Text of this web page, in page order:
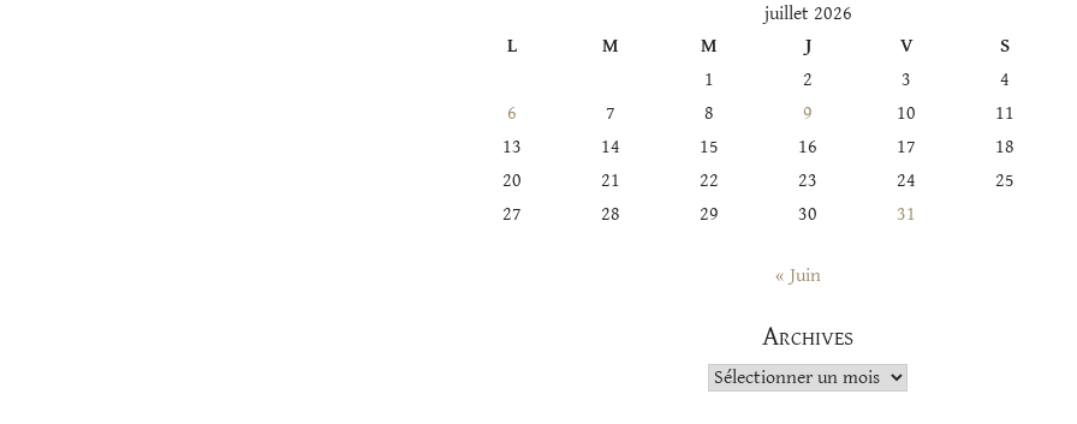
juillet 2026
L
M M J V S
1
2 3 4
6
7 8 9 10 11
13
14 15 16 17 18
20
21 22 23 24 25
27
28 29 30 31
« Juin
Archives
Archives